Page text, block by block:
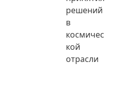
решений
в
космичес
кой
отрасли